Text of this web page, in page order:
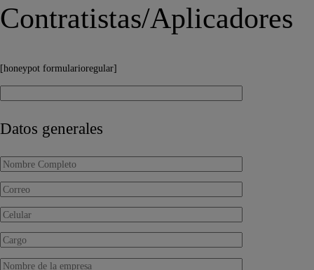
Contratistas/Aplicadores
[honeypot formularioregular]
Datos generales